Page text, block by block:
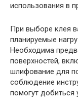
использования в
При выборе клея
планируемые
Необходима
поверхностей,
шлифование для
соблюдение
помогут добиться